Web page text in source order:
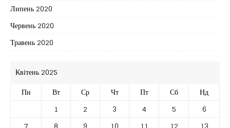
Липень 2020
Червень 2020
Травень 2020
Квітень 2025
Пн
Вт Ср Чт Пт Сб
Нд
1
2 3 4 5
6